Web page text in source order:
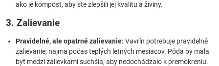
ako je kompost, aby ste zlepšili jej kvalitu a živiny.
3. Zalievanie
Pravidelné, ale opatrné zalievanie: Vavrín potrebuje pravidelné
zalievanie, najmä počas teplých letných mesiacov. Pôda by mala
byť medzi zálievkami suchšia, aby nedochádzalo k premokreniu.